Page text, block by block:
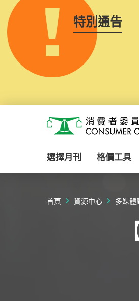
特別通告
消費者委員會
選擇月刊 格價工具
首頁 資源中心 多媒體